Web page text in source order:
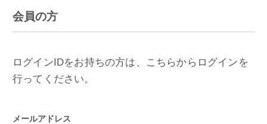
会員の方
ログインIDをお持ちの方は、こちらからログインを
行ってください。
メールアドレス